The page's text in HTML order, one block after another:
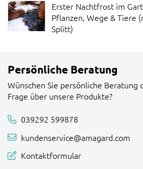
Erster Nachtfrost im
Pflanzen, Wege & Tiere
Splitt)
Persönliche Beratung
Wünschen Sie persönliche Beratung
Frage über unsere Produkte?
039292 599878
kundenservice@amagard.com
Kontaktformular